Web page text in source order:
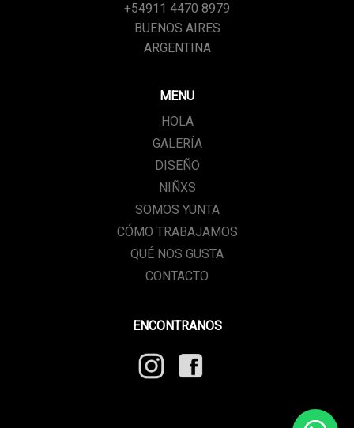
+54911 4470 8979
BUENOS AIRES
ARGENTINA
MENU
HOLA
GALERÍA
DISEÑO
NIÑXS
SOMOS YUNTA
CÓMO TRABAJAMOS
QUÉ NOS GUSTA
CONTACTO
ENCONTRANOS